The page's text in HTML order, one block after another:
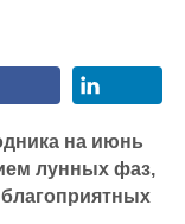
на июнь
лунных фаз,